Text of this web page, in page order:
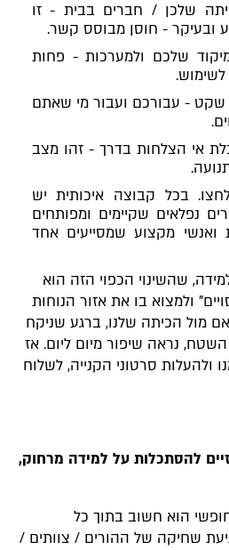
שלכן / חברים בבית - זו
ובעיקר - חוסן מבוסס קשר.
שלכם ולמערכות - פחות
לשימוש.
שקט - עבורכם ועבור מי שאתם
אי הצלחות בדרך - זהו מצב
בכל קבוצה איכותית יש
נפלאים שקיימים ומפותחים
ואנשי מקצוע שמסייעים אחד
שהשינוי הכפוי הזה הוא
ולמצוא בו את אזור הנוחות
מול הכיתה שלנו, ברגע שניקח
נראה שיפור מיום ליום. אז
סרטוני הקנייה, לשלוח
להסתכלות על למידה מרחוק,
הוא חשוב בתוך כל
שחיקה של ההורים / צוותים /